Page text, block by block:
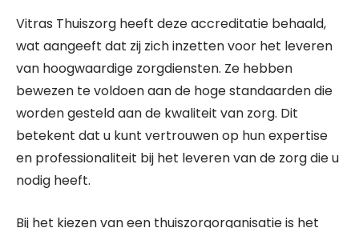
Vitras Thuiszorg heeft deze accreditatie behaald,
wat aangeeft dat zij zich inzetten voor het leveren
van hoogwaardige zorgdiensten. Ze hebben
bewezen te voldoen aan de hoge standaarden die
worden gesteld aan de kwaliteit van zorg. Dit
betekent dat u kunt vertrouwen op hun expertise
en professionaliteit bij het leveren van de zorg die u
nodig heeft.
Bij het kiezen van een thuiszorgorganisatie is het